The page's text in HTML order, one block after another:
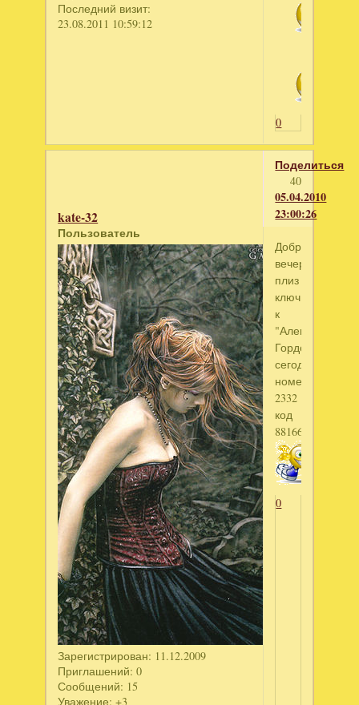
Последний визит:
23.08.2011 10:59:12
0
Поделиться
40
05.04.2010
23:00:26
kate-32
Пользователь
Зарегистрирован: 11.12.2009
Приглашений: 0
Сообщений: 15
Уважение: +3
Добрый
вечер,дайте
плиз
ключик
к
"Алекс
Гордон"скачана
сегодня
номер
2332
код
88166154
0